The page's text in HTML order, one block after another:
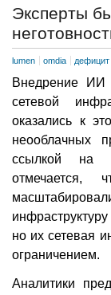
Эксперты
lumen omdia дефицит
Внедрение ИИ
сетевой
оказались к
неооблачных
ссылкой на
отмечается,
но их сетевая
ограничением.
Аналитики